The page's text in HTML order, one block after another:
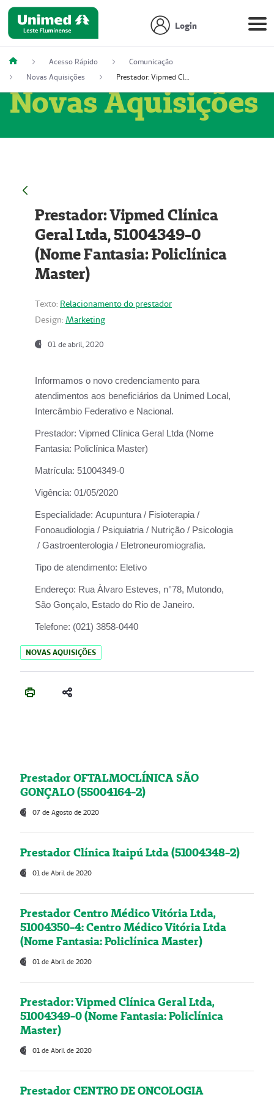
Login
Acesso Rápido
Comunicação
Novas Aquisições
Prestador: Vipmed Clínica Geral Ltda, 51004349-0 (Nome Fantasia: Policlínica Master)
Novas Aquisições
Prestador: Vipmed Clínica
Geral Ltda, 51004349-0
(Nome Fantasia: Policlínica
Master)
Texto: Relacionamento do prestador
Design: Marketing
01 de abril, 2020
Informamos o novo credenciamento para
atendimentos aos beneficiários da Unimed Local,
Intercâmbio Federativo e Nacional.
Prestador: Vipmed Clínica Geral Ltda (Nome
Fantasia: Policlínica Master)
Matrícula: 51004349-0
Vigência: 01/05/2020
Especialidade: Acupuntura / Fisioterapia /
Fonoaudiologia / Psiquiatria / Nutrição / Psicologia
/ Gastroenterologia / Eletroneuromiografia.
Tipo de atendimento: Eletivo
Endereço: Rua Àlvaro Esteves, n°78, Mutondo,
São Gonçalo, Estado do Rio de Janeiro.
Telefone: (021) 3858-0440
NOVAS AQUISIÇÕES
Prestador OFTALMOCLÍNICA SÃO
GONÇALO (55004164-2)
07 de Agosto de 2020
Prestador Clínica Itaipú Ltda (51004348-2)
01 de Abril de 2020
Prestador Centro Médico Vitória Ltda,
51004350-4: Centro Médico Vitória Ltda
(Nome Fantasia: Policlínica Master)
01 de Abril de 2020
Prestador: Vipmed Clínica Geral Ltda,
51004349-0 (Nome Fantasia: Policlínica
Master)
01 de Abril de 2020
Prestador CENTRO DE ONCOLOGIA